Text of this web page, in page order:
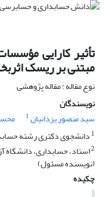
تأثیر کارایی
مبتنی بر ریسک
نوع مقاله : مقاله پژوهشی
نویسندگان
سید منصور یزدانیان1
1 دانشجوی دکتری رشته
2استاد، حسابداری، دانشگاه
(نویسنده مسئول)
چکیده